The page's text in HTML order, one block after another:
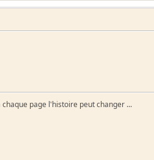
page l'histoire peut changer ...